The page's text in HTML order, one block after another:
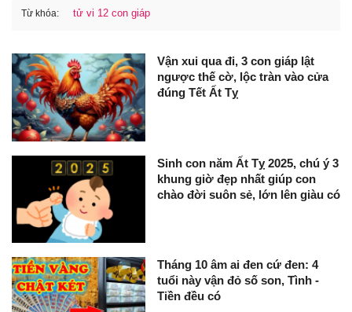
Từ khóa: tử vi 12 con giáp
Vận xui qua đi, 3 con giáp lật
ngược thế cờ, lộc tràn vào cửa
đúng Tết Ất Tỵ
Sinh con năm Ất Tỵ 2025, chú ý 3
khung giờ đẹp nhất giúp con
chào đời suôn sẻ, lớn lên giàu có
Tháng 10 âm ai đen cứ đen: 4
tuổi này vận đỏ số son, Tình -
Tiền đều có